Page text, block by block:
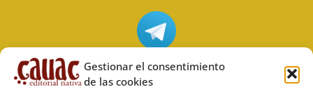
Gestionar el consentimiento
de las cookies
Síguenos en Telegram